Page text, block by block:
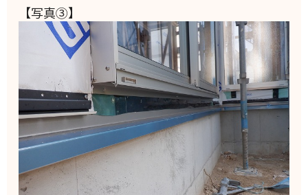
【写真③】